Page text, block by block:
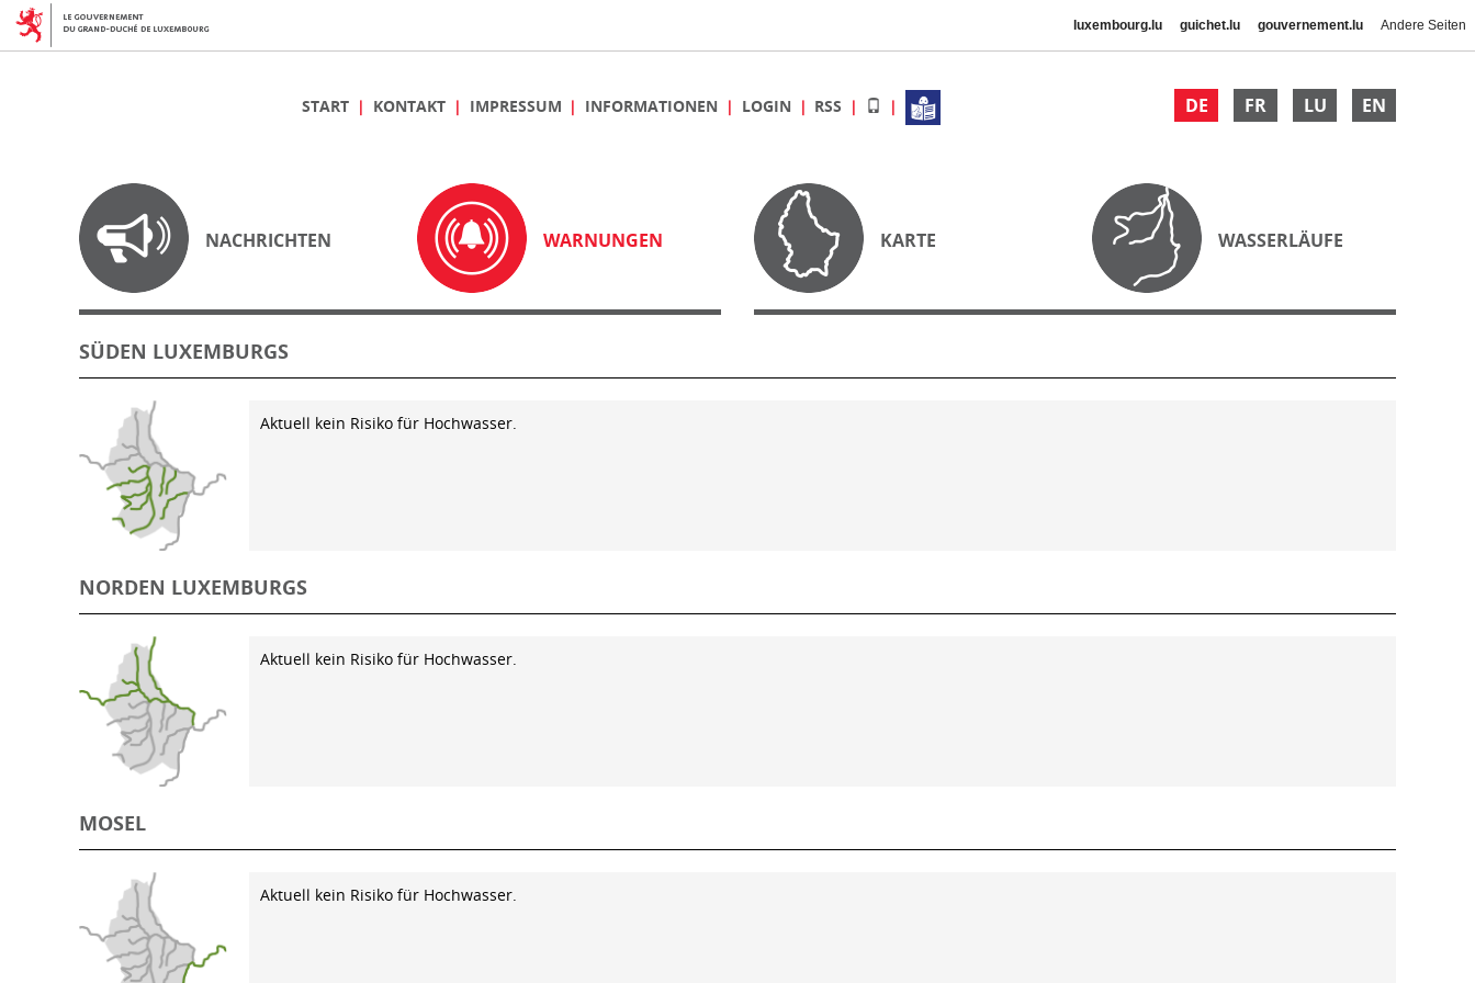
luxembourg.lu guichet.lu gouvernement.lu Andere Seiten
DE FR LU EN
START KONTAKT IMPRESSUM INFORMATIONEN LOGIN RSS
NACHRICHTEN WARNUNGEN KARTE WASSERLÄUFE
SÜDEN LUXEMBURGS
Aktuell kein Risiko für Hochwasser.
NORDEN LUXEMBURGS
Aktuell kein Risiko für Hochwasser.
MOSEL
Aktuell kein Risiko für Hochwasser.